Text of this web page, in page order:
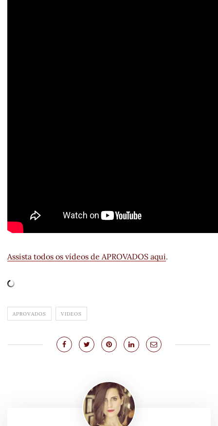
Assista todos os vídeos de APROVADOS aqui.
APROVADOS VIDEOS